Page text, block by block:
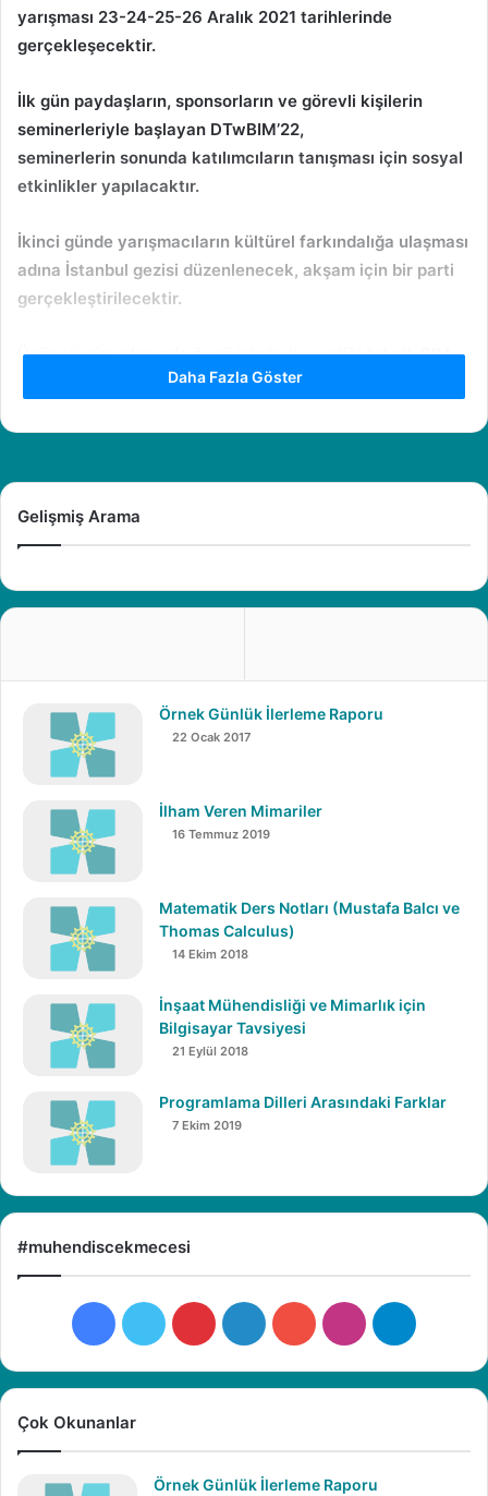
yarışması 23-24-25-26 Aralık 2021 tarihlerinde
gerçekleşecektir.
İlk gün paydaşların, sponsorların ve görevli kişilerin
seminerleriyle başlayan DTwBIM’22,
seminerlerin sonunda katılımcıların tanışması için sosyal
etkinlikler yapılacaktır.
İkinci günde yarışmacıların kültürel farkındalığa ulaşması
adına İstanbul gezisi düzenlenecek, akşam için bir parti
gerçekleştirilecektir.
Üçüncügün, alanında öncü isimlerin verdiği teknikBIM
eğitimleri gerçekleşecek, etkinlik aralarında
sonunda sponsorların, eğitmenlerin ve paydaşların
Dördüncüve son gün eğitimler kaldığı yerden devam
edecek, eğitimlerin bitiminde sürpriz bir sosyal
Daha Fazla Göster
Gelişmiş Arama
Örnek Günlük İlerleme Raporu
22 Ocak 2017
İlham Veren Mimariler
16 Temmuz 2019
Matematik Ders Notları (Mustafa Balcı ve
Thomas Calculus)
14 Ekim 2018
İnşaat Mühendisliği ve Mimarlık için
Bilgisayar Tavsiyesi
21 Eylül 2018
Programlama Dilleri Arasındaki Farklar
7 Ekim 2019
#muhendiscekmecesi
Facebook
X PinterestLinkedInYouTubeInstagram
Çok Okunanlar
Örnek Günlük İlerleme Raporu